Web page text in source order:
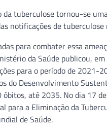
tuberculose tornou-se
notificações de
para combater essa
da Saúde publicou,
para o período de 2021-
do Desenvolvimento
até 2035. No dia 17
a Eliminação da
de Saúde.